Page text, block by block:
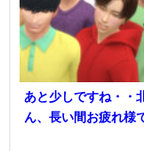
あと少しですね・・
ん、長い間お疲れ様